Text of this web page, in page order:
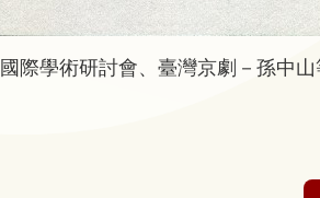
際學術研討會、臺灣京劇－孫中